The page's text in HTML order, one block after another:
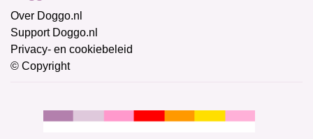
Over Doggo.nl
Support Doggo.nl
Privacy- en cookiebeleid
© Copyright